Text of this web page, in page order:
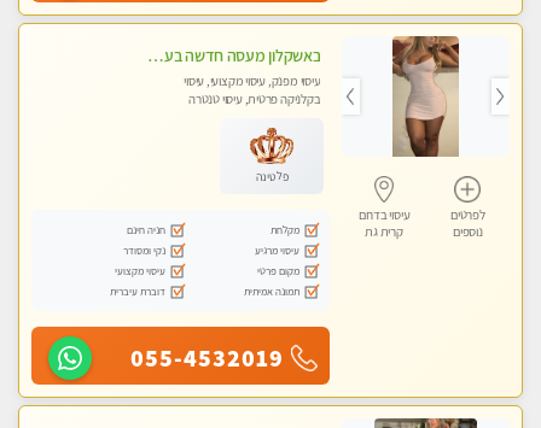
לפרטים
נוספים
עיסוי בדרום
קרית גת
באשקלון מעסה חדשה בעיר כל סוגי העיסוי במקום מושלם
עיסוי מפנק, עיסוי מקצועי, עיסוי
בקלניקה פרטית, עיסוי טנטרה
פלטינה
מקלחת
חניה חינם
עיסוי מרגיע
נקי ומסודר
מקום פרטי
עיסוי מקצועי
תמונה אמיתית
דוברת עיברית
055-4532019